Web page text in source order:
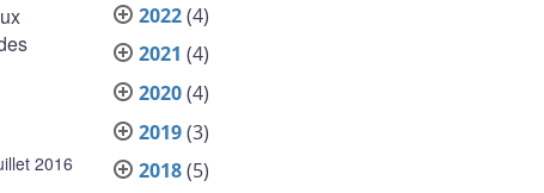
2016
2022(4)
2021 (4)
2020(4)
2019(3)
2018(5)